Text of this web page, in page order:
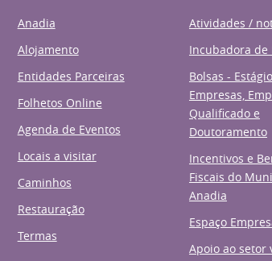
Anadia
Alojamento
Entidades Parceiras
Folhetos Online
Agenda de Eventos
Locais a visitar
Caminhos
Restauração
Termas
Atividades /
Incubadora de
Bolsas -
Empresas,
Qualificado e
Doutoramento
Incentivos e
Fiscais do
Anadia
Espaço
Apoio ao setor